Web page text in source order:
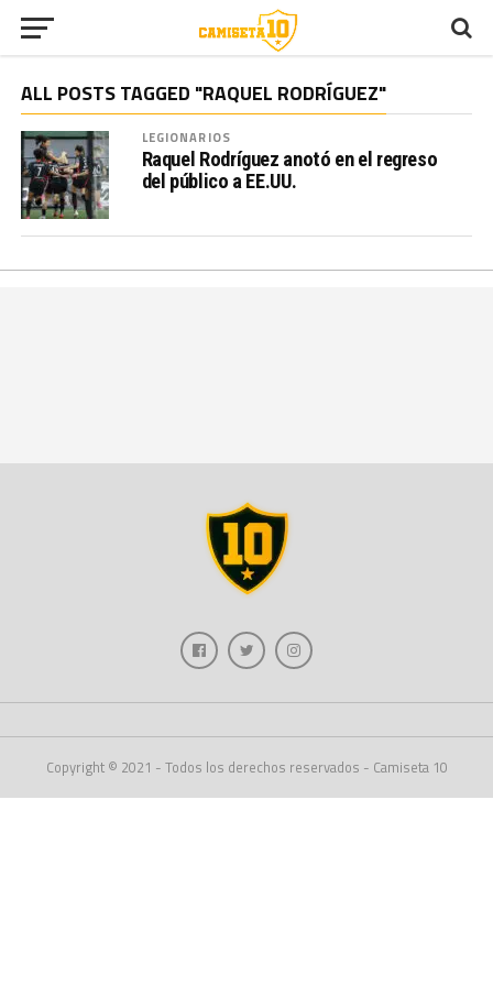
ALL POSTS TAGGED "RAQUEL RODRÍGUEZ"
LEGIONARIOS
Raquel Rodríguez anotó en el regreso
del público a EE.UU.
Copyright © 2021 - Todos los derechos reservados - Camiseta 10